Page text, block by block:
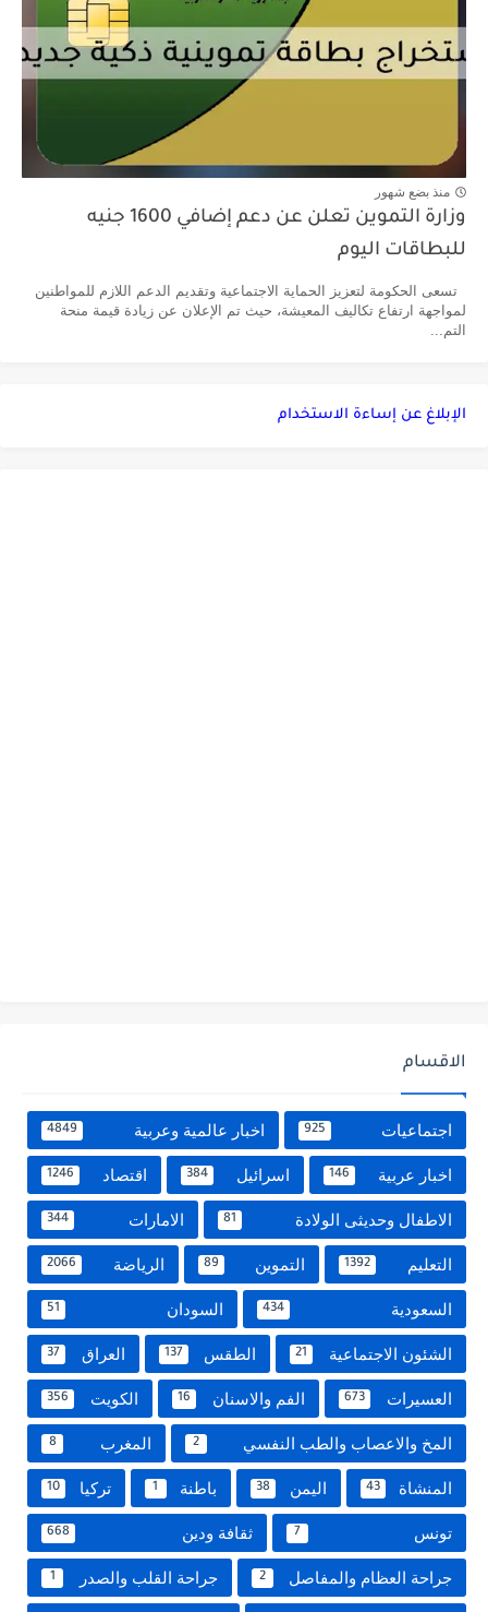
منذ بضع شهور
وزارة التموين تعلن عن دعم إضافي 1600 جنيه
للبطاقات اليوم
تسعى الحكومة لتعزيز الحماية الاجتماعية وتقديم الدعم اللازم للمواطنين
لمواجهة ارتفاع تكاليف المعيشة، حيث تم الإعلان عن زيادة قيمة منحة
التم...
الإبلاغ عن إساءة الاستخدام
الاقسام
اجتماعيات 925 اخبار عالمية وعربية 4849
اخبار عربية 146 اسرائيل 384 اقتصاد 1246
الاطفال وحديثى الولادة 81 الامارات 344
التعليم 1392 التموين 89 الرياضة 2066
السعودية 434 السودان 51
الشئون الاجتماعية 21 الطقس 137 العراق 37
العسيرات 673 الفم والاسنان 16 الكويت 356
المخ والاعصاب والطب النفسي 2 المغرب 8
المنشاة 43 اليمن 38 باطنة 1 تركيا 10
تونس 7 ثقافة ودين 668
جراحة العظام والمفاصل 2 جراحة القلب والصدر 1